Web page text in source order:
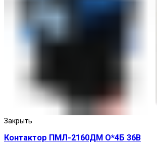
Закрыть
Контактор ПМЛ-2160ДМ О*4Б 36В